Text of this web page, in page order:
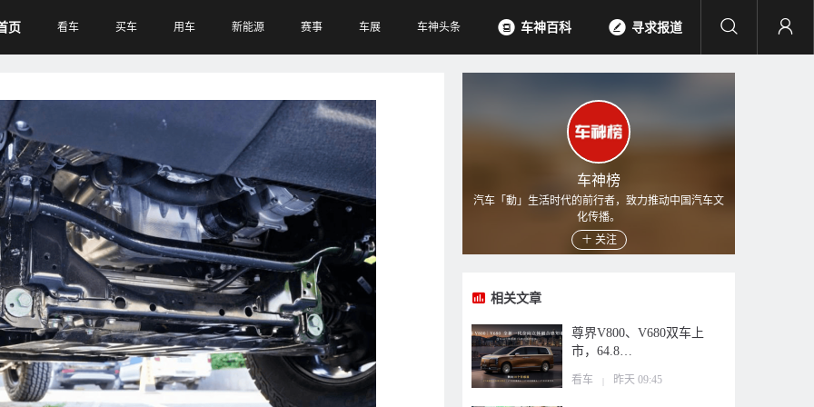
页 看车 买车 用车 新能源 赛事 车展 车神头条 车神百科 寻求报道
车神榜
汽车「動」生活时代的前行者，致力推动中国汽车文
化传播。
关注
相关文章
尊界V800、V680双车上
市，64.8…
看车 昨天 09:45